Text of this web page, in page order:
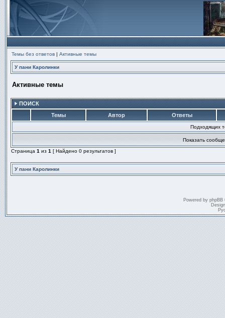
Темы без ответов | Активные темы
У пани Каролинки
Активные темы
ПОИСК
Темы
Автор Ответы
Подходящих
Показать
Страница 1 из 1 [ Найдено 0 результатов ]
У пани Каролинки
Powered by phpBB